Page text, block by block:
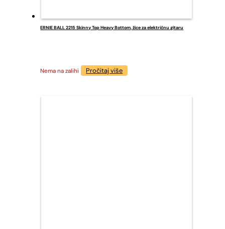
ERNIE BALL 2215 Skinny Top Heavy Bottom, žice za električnu gitaru
Nema na zalihi Pročitaj više